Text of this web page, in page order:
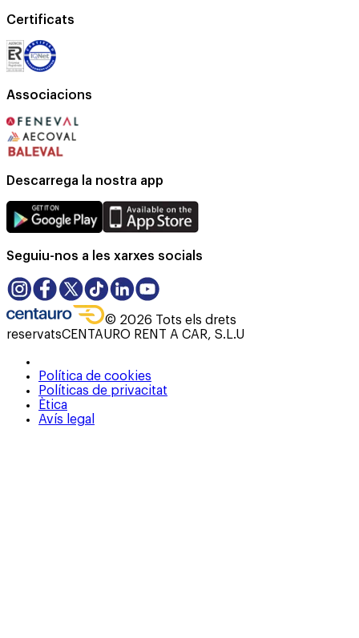
Certificats
Associacions
Descarrega la nostra app
Seguiu-nos a les xarxes socials
© 2026 Tots els drets
reservatsCENTAURO RENT A CAR, S.L.U
Política de cookies
Políticas de privacitat
Ètica
Avís legal